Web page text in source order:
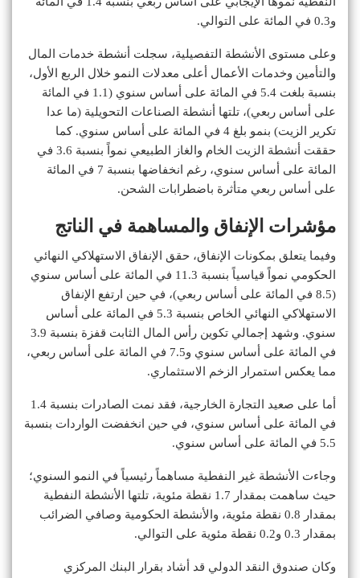
و0.3 في المائة على التوالي.
وعلى مستوى الأنشطة التفصيلية، سجلت أنشطة خدمات المال
والتأمين وخدمات الأعمال أعلى معدلات النمو خلال الربع الأول،
بنسبة بلغت 5.4 في المائة على أساس سنوي (1.1 في المائة
على أساس ربعي)، تلتها أنشطة الصناعات التحويلية (ما عدا
تكرير الزيت) بنمو بلغ 4 في المائة على أساس سنوي. كما
حققت أنشطة الزيت الخام والغاز الطبيعي نمواً بنسبة 3.6 في
المائة على أساس سنوي، رغم انخفاضها بنسبة 7 في المائة
على أساس ربعي متأثرة باضطرابات الشحن.
مؤشرات الإنفاق والمساهمة في الناتج
وفيما يتعلق بمكونات الإنفاق، حقق الإنفاق الاستهلاكي النهائي
الحكومي نمواً قياسياً بنسبة 11.3 في المائة على أساس سنوي
(8.5 في المائة على أساس ربعي)، في حين ارتفع الإنفاق
الاستهلاكي النهائي الخاص بنسبة 5.3 في المائة على أساس
سنوي. وشهد إجمالي تكوين رأس المال الثابت قفزة بنسبة 3.9
في المائة على أساس سنوي و7.5 في المائة على أساس ربعي،
مما يعكس استمرار الزخم الاستثماري.
أما على صعيد التجارة الخارجية، فقد نمت الصادرات بنسبة 1.4
في المائة على أساس سنوي، في حين انخفضت الواردات بنسبة
5.5 في المائة على أساس سنوي.
وجاءت الأنشطة غير النفطية مساهماً رئيسياً في النمو السنوي؛
حيث ساهمت بمقدار 1.7 نقطة مئوية، تلتها الأنشطة النفطية
بمقدار 0.8 نقطة مئوية، والأنشطة الحكومية وصافي الضرائب
بمقدار 0.3 و0.2 نقطة مئوية على التوالي.
وكان صندوق النقد الدولي قد أشاد بقرار البنك المركزي